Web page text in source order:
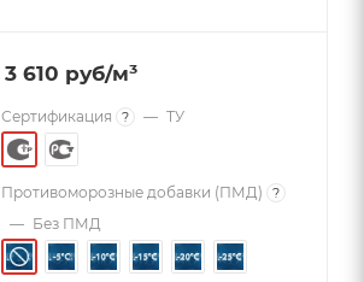
3 610 руб/м³
Сертификация ? — ТУ
Противоморозные добавки (ПМД) ?
— Без ПМД